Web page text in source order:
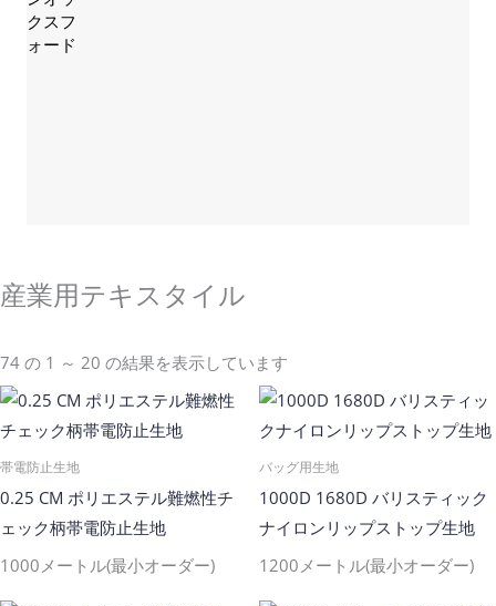
産業用テキスタイル
74 の 1 ～ 20 の結果を表示しています
帯電防止生地
0.25 CM ポリエステル難燃性チ
ェック柄帯電防止生地
1000メートル(最小オーダー)
バッグ用生地
1000D 1680D バリスティック
ナイロンリップストップ生地
1200メートル(最小オーダー)